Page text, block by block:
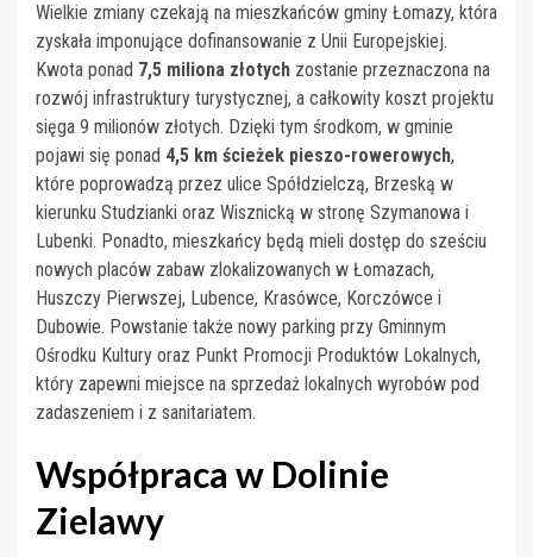
Wielkie zmiany czekają na mieszkańców gminy Łomazy, która
zyskała imponujące dofinansowanie z Unii Europejskiej.
Kwota ponad 7,5 miliona złotych zostanie przeznaczona na
rozwój infrastruktury turystycznej, a całkowity koszt projektu
sięga 9 milionów złotych. Dzięki tym środkom, w gminie
pojawi się ponad 4,5 km ścieżek pieszo-rowerowych,
które poprowadzą przez ulice Spółdzielczą, Brzeską w
kierunku Studzianki oraz Wisznicką w stronę Szymanowa i
Lubenki. Ponadto, mieszkańcy będą mieli dostęp do sześciu
nowych placów zabaw zlokalizowanych w Łomazach,
Huszczy Pierwszej, Lubence, Krasówce, Korczówce i
Dubowie. Powstanie także nowy parking przy Gminnym
Ośrodku Kultury oraz Punkt Promocji Produktów Lokalnych,
który zapewni miejsce na sprzedaż lokalnych wyrobów pod
zadaszeniem i z sanitariatem.
Współpraca w Dolinie
Zielawy